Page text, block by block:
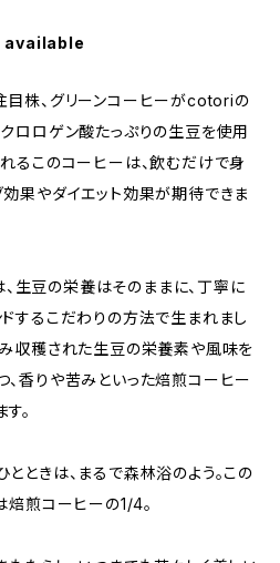
目株、グリーンコーヒーがcotoriの
ロロゲン酸たっぷりの生豆を使用
るこのコーヒーは、飲むだけで身
果やダイエット効果が期待できま
生豆の栄養はそのままに、丁寧に
するこだわりの方法で生まれまし
収穫された生豆の栄養素や風味を
香りや苦みといった焙煎コーヒー
。
ときは、まるで森林浴のよう。この
焙煎コーヒーの1/4。